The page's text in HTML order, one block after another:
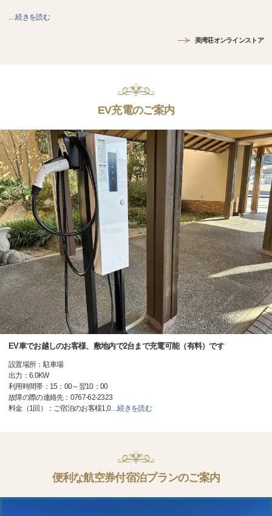
…続きを読む
美湾荘オンラインストア
EV充電のご案内
EV車でお越しのお客様、敷地内で2台まで充電可能（有料）です
設置場所：駐車場
出力：6.0KW
利用時間帯：15：00～翌10：00
故障の際の連絡先：0767-62-2323
料金（1回）：ご宿泊のお客様1,0…続きを読む
便利な航空券付宿泊プランのご案内